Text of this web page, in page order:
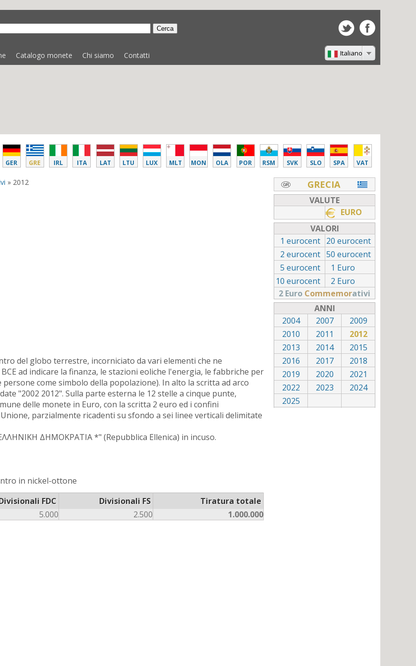
Catalogo monete Chi siamo Contatti Italiano
GER GRE IRL ITA LAT LTU LUX MLT MON OLA POR RSM SVK SLO SPA VAT
» 2012
del globo terrestre, incorniciato da vari elementi che ne
ad indicare la finanza, le stazioni eoliche l'energia, le fabbriche per
come simbolo della popolazione). In alto la scritta ad arco
"2002 2012". Sulla parte esterna le 12 stelle a cinque punte,
delle monete in Euro, con la scritta 2 euro ed i confini
parzialmente ricadenti su sfondo a sei linee verticali delimitate
ΔΗΜΟΚΡΑΤΙΑ *" (Repubblica Ellenica) in incuso.
in nickel-ottone
FDC Divisionali FS
Tiratura totale
5.000 2.500 1.000.000
GRECIA
VALUTE
EURO
VALORI
1 eurocent 20 eurocent
2 eurocent 50 eurocent
5 eurocent 1 Euro
10 eurocent 2 Euro
2 Euro Commemorativi
ANNI
2004
2007
2009
2010
2011
2012
2013
2014
2015
2016
2017
2018
2019
2020
2021
2022
2023
2024
2025